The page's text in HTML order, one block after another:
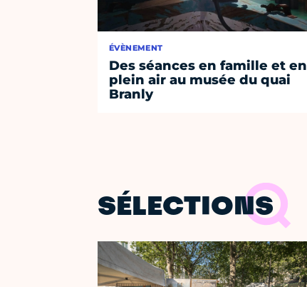
ÉVÈNEMENT
Des séances en famille et en
plein air au musée du quai
Branly
SÉLECTIONS